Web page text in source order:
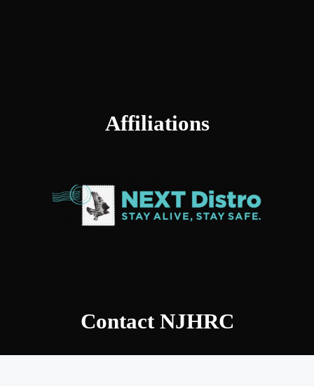
Affiliations
Contact NJHRC